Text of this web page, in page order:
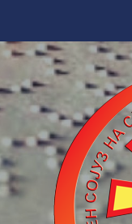
content